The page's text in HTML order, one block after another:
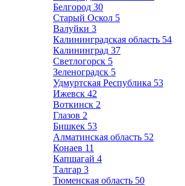
Белгород 30
Старый Оскол 5
Валуйки 3
Калининградская область 54
Калининград 37
Светлогорск 5
Зеленоградск 5
Удмуртская Республика 53
Ижевск 42
Воткинск 2
Глазов 2
Бишкек 53
Алматинская область 52
Конаев 11
Капшагай 4
Талгар 3
Тюменская область 50